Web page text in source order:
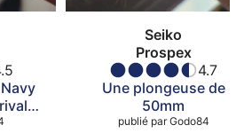
Seiko
Prospex
4.7
Une plongeuse de
50mm
publié par Godo84